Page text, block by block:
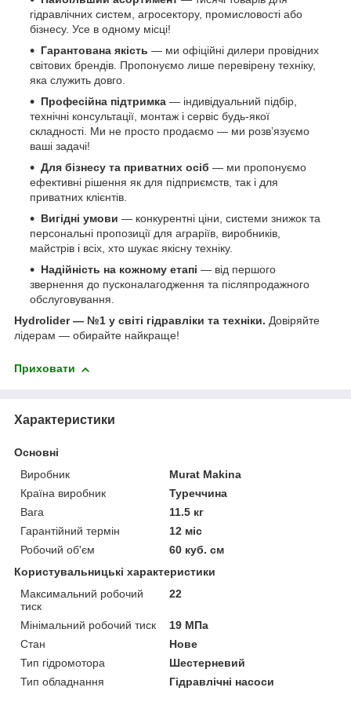
гідравлічних систем, агросектору, промисловості або
бізнесу. Усе в одному місці!
Гарантована якість — ми офіційні дилери провідних
світових брендів. Пропонуємо лише перевірену техніку,
яка служить довго.
Професійна підтримка — індивідуальний підбір,
технічні консультації, монтаж і сервіс будь-якої
складності. Ми не просто продаємо — ми розв’язуємо
ваші задачі!
Для бізнесу та приватних осіб — ми пропонуємо
ефективні рішення як для підприємств, так і для
приватних клієнтів.
Вигідні умови — конкурентні ціни, системи знижок та
персональні пропозиції для аграріїв, виробників,
майстрів і всіх, хто шукає якісну техніку.
Надійність на кожному етапі — від першого
звернення до пусконалагодження та післяпродажного
обслуговування.
Hydrolider — №1 у світі гідравліки та техніки. Довіряйте
лідерам — обирайте найкраще!
Приховати
Характеристики
Основні
Виробник
Murat Makina
Країна виробник
Туреччина
Вага
11.5 кг
Гарантійний термін
12 міс
Робочий об'єм
60 куб. см
Користувальницькі характеристики
Максимальний робочий
тиск
22
Мінімальний робочий тиск
19 МПа
Стан
Нове
Тип гідромотора
Шестерневий
Тип обладнання
Гідравлічні насоси